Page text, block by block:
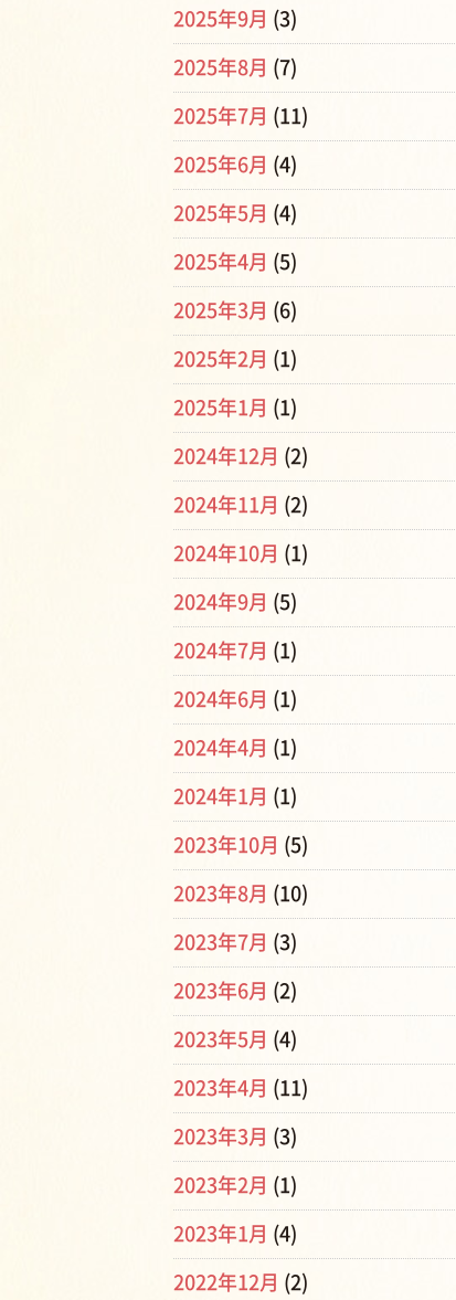
2025年9月 (3)
2025年8月 (7)
2025年7月 (11)
2025年6月 (4)
2025年5月 (4)
2025年4月 (5)
2025年3月 (6)
2025年2月 (1)
2025年1月 (1)
2024年12月 (2)
2024年11月 (2)
2024年10月 (1)
2024年9月 (5)
2024年7月 (1)
2024年6月 (1)
2024年4月 (1)
2024年1月 (1)
2023年10月 (5)
2023年8月 (10)
2023年7月 (3)
2023年6月 (2)
2023年5月 (4)
2023年4月 (11)
2023年3月 (3)
2023年2月 (1)
2023年1月 (4)
2022年12月 (2)